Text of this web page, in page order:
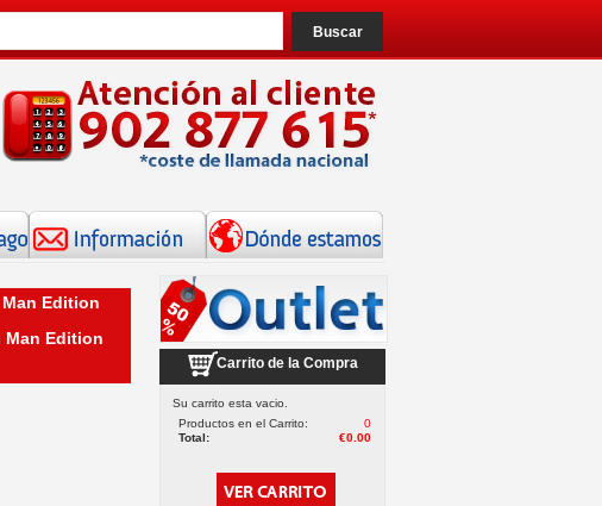
Man Edition
Carrito de la Compra
Su carrito esta vacio.
0
Productos en el Carrito:
€0.00
Total: